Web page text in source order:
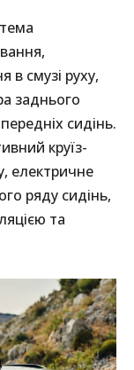
в смузі руху,
заднього
сидінь.
круїз-
електричне
ряду сидінь,
та